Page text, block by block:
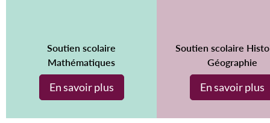
Soutien scolaire
Mathématiques
En savoir plus
Soutien scolaire
Géographie
En savoir plus